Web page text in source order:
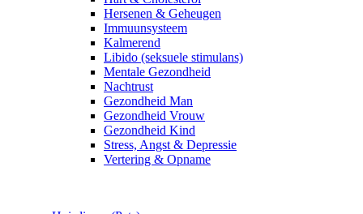
Hersenen & Geheugen
Immuunsysteem
Kalmerend
Libido (seksuele stimulans)
Mentale Gezondheid
Nachtrust
Gezondheid Man
Gezondheid Vrouw
Gezondheid Kind
Stress, Angst & Depressie
Vertering & Opname